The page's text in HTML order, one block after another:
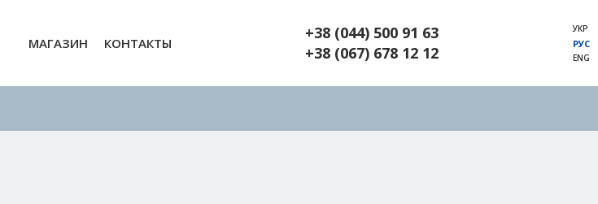
МАГАЗИН КОНТАКТЫ
+38 (044) 500 91 63
+38 (067) 678 12 12
УКР
РУС
ENG